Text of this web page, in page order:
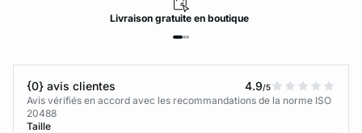
Livraisongratuiteen boutique
{0} avis clientes 4.9/5
Avis vérifiés en accord avec les recommandations de la norme ISO
20488
Taille